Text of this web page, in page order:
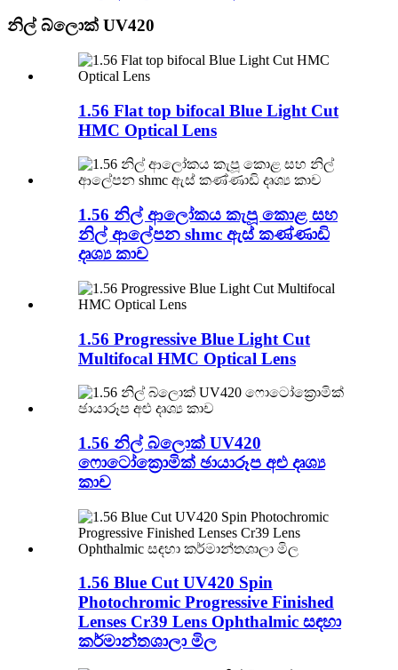
නිල් බ්ලොක් UV420
1.56 Flat top bifocal Blue Light Cut
HMC Optical Lens
1.56 නිල් ආලෝකය කැපූ කොළ සහ
නිල් ආලේපන shmc ඇස් කණ්ණාඩි
දෘශ්‍ය කාච
1.56 Progressive Blue Light Cut
Multifocal HMC Optical Lens
1.56 නිල් බ්ලොක් UV420
ෆොටෝක්‍රොමික් ඡායාරූප අළු දෘශ්‍ය
කාච
1.56 Blue Cut UV420 Spin
Photochromic Progressive Finished
Lenses Cr39 Lens Ophthalmic සඳහා
කර්මාන්තශාලා මිල